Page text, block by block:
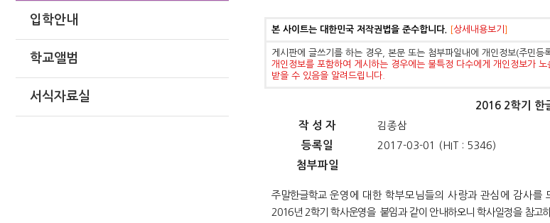
입학안내
학교앨범
서식자료실
본 사이트는 대한민국 저작권법을 준수합니다. [상세내용보기 ]
게시판에 글쓰기를 하는 경우, 본문 또는 첨부파일내에 개인정보(주민
개인정보를 포함하여 게시하는 경우에는 불특정 다수에게 개인정보가
받을 수 있음을 알려드립니다.
2016 2학기 한
작 성 자
김종삼
등록일 2017-03-01 (HIT : 5346)
첨부파일
주말한글학교 운영에 대한 학부모님들의 사랑과 관심에 감사를
2016년 2학기 학사운영을 붙임과 같이 안내하오니 학사일정을 참고